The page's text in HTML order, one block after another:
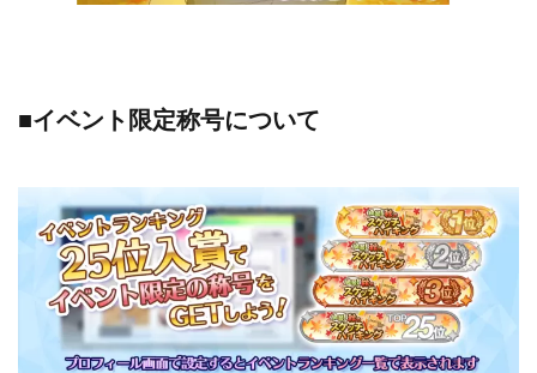
■イベント限定称号について